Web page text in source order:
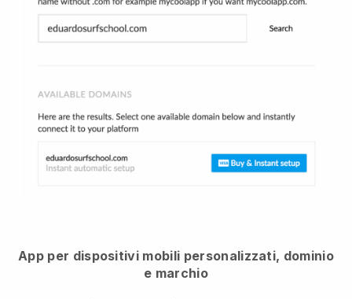
App per dispositivi mobili personalizzati, dominio
e marchio